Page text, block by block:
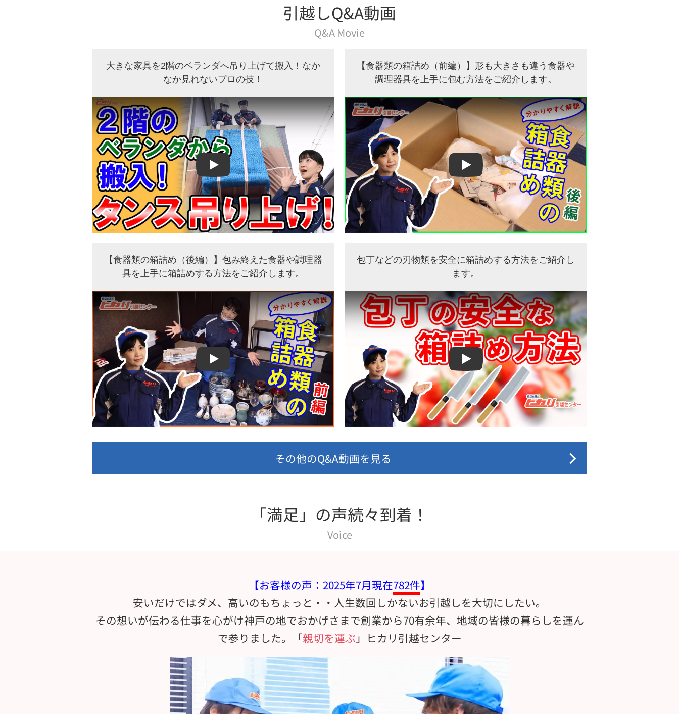
引越しQ&A動画
Q&A Movie
大きな家具を2階のベランダへ吊り上げて搬入！なか
なか見れないプロの技！
Play
【食器類の箱詰め（前編）】形も大きさも違う食器や
調理器具を上手に包む方法をご紹介します。
Play
【食器類の箱詰め（後編）】包み終えた食器や調理器
具を上手に箱詰めする方法をご紹介します。
Play
包丁などの刃物類を安全に箱詰めする方法をご紹介し
ます。
Play
その他のQ&A動画を見る
「満足」の声続々到着！
Voice
【お客様の声：2025年7月現在782件】
安いだけではダメ、高いのもちょっと・・人生数回しかないお引越しを大切にしたい。
その想いが伝わる仕事を心がけ神戸の地でおかげさまで創業から70有余年、地域の皆様の暮らしを運ん
で参りました。「親切を運ぶ 」ヒカリ引越センター